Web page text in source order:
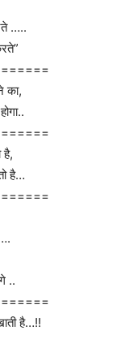
…..
का,
है,
है…
..
है…!!